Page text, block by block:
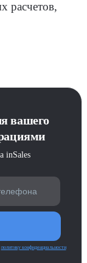
расчетов,
вашего
inSales
политику конфиденциальности